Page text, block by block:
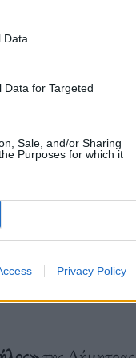
for Targeted
Sale, and/or Sharing
Purposes for which it
Privacy Policy
Αριστοτέλης, ο
ένα είδος θεατρικών
διακεκριμένη
της πρωτεύουσας
η ενίσχυση του
Όπως αναφέρουν
χαρακτήρα,
όφελος είναι η